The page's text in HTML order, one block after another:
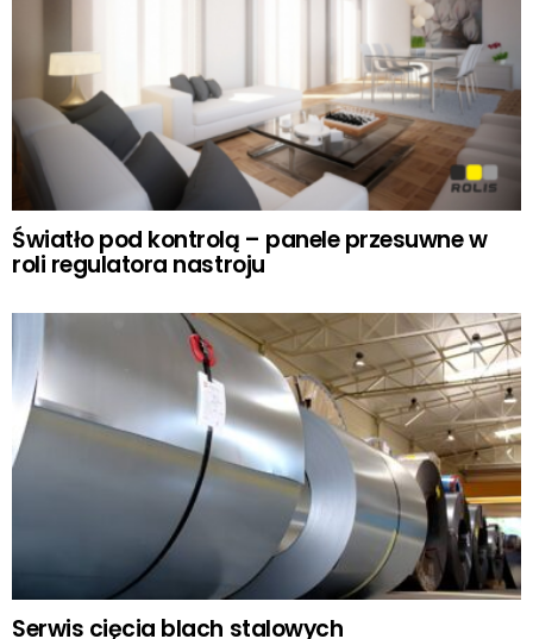
Światło pod kontrolą – panele przesuwne w
roli regulatora nastroju
Serwis cięcia blach stalowych